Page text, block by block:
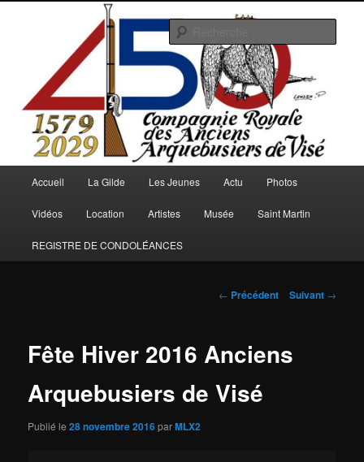
Arquebusiers.eu
Accueil La Gilde Les Jeunes Actu Photos
Vidéos Location Artistes Musée Saint Martin
REGISTRE DE CONDOLÉANCES
Navigation
← Précédent Suivant →
Fête Hiver 2016 Anciens
Arquebusiers de Visé
Publié le28 novembre 2016parMLX2